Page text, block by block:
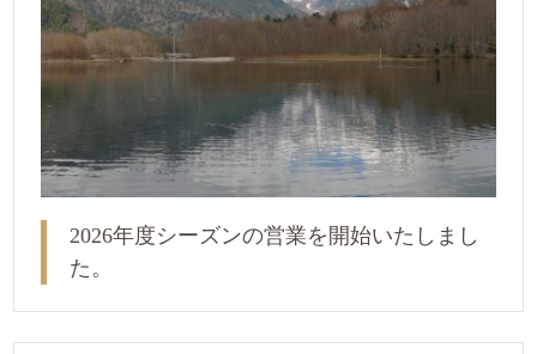
2026年度シーズンの営業を開始いたしまし
た。